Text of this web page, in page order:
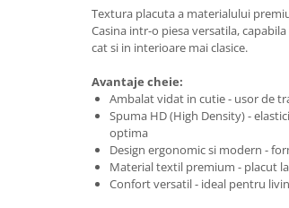
Textura placuta a materialului
Casina intr-o piesa versatila,
cat si in interioare mai clasice.
Avantaje cheie:
Ambalat vidat in cutie - usor de
Spuma HD (High Density) -
optima
Design ergonomic si modern -
Material textil premium - placut
Confort versatil - ideal pentru